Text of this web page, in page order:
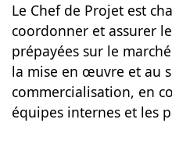
Le Chef de Projet est
coordonner et assurer
prépayées sur le
la mise en œuvre et au
commercialisation, en
équipes internes et les